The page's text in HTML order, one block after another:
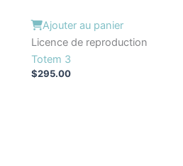
Ajouter au panier
Licence de reproduction
Totem 3
$295.00